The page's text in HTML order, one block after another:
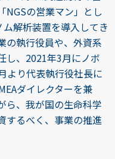
NGSの営業マン」とし
解析装置を導入してき
の執行役員や、外資系
し、2021年3月にノボ
より代表執行役社長に
ダイレクターを兼
ら、我が国の生命科学
するべく、事業の推進